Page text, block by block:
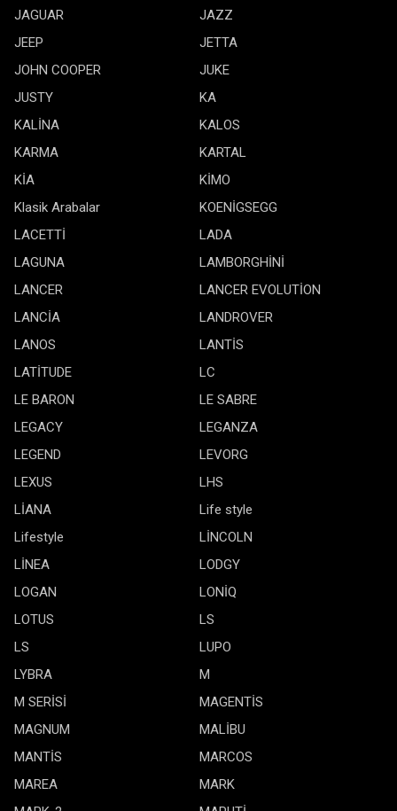
JAGUAR
JAZZ
JEEP
JETTA
JOHN COOPER
JUKE
JUSTY
KA
KALİNA
KALOS
KARMA
KARTAL
KİA
KİMO
Klasik Arabalar
KOENİGSEGG
LACETTİ
LADA
LAGUNA
LAMBORGHİNİ
LANCER
LANCER EVOLUTİON
LANCİA
LANDROVER
LANOS
LANTİS
LATİTUDE
LC
LE BARON
LE SABRE
LEGACY
LEGANZA
LEGEND
LEVORG
LEXUS
LHS
LİANA
Life style
Lifestyle
LİNCOLN
LİNEA
LODGY
LOGAN
LONİQ
LOTUS
LS
LS
LUPO
LYBRA
M
M SERİSİ
MAGENTİS
MAGNUM
MALİBU
MANTİS
MARCOS
MAREA
MARK